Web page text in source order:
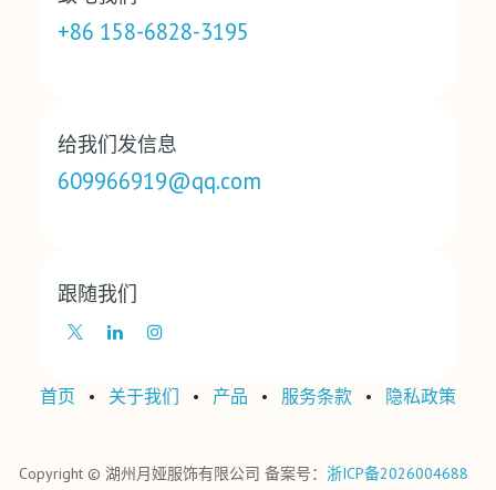
+86 158-6828-3195
给我们发信息
609966919@qq.com
跟随我们
首页 • 关于我们 • 产品 • ‎服务条款‎ • ‎隐私政策‎
Copyright © 湖州月娅服饰有限公司 备案号： 浙ICP备2026004688